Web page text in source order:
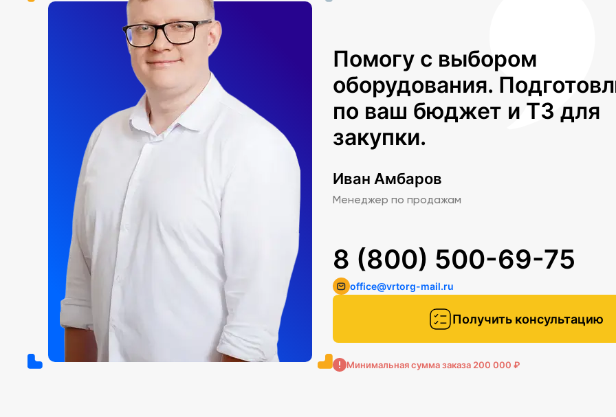
Помогу с выбором
оборудования.
по ваш бюджет и ТЗ для
закупки.
Иван Амбаров
Менеджер по продажам
Получить консультацию
8 (800) 500-69-75
office@vrtorg-mail.ru
Минимальная сумма заказа 200 000 ₽